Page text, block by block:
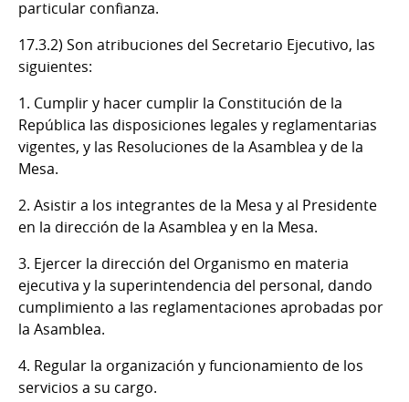
particular confianza.
17.3.2) Son atribuciones del Secretario Ejecutivo, las
siguientes:
1. Cumplir y hacer cumplir la Constitución de la
República las disposiciones legales y reglamentarias
vigentes, y las Resoluciones de la Asamblea y de la
Mesa.
2. Asistir a los integrantes de la Mesa y al Presidente
en la dirección de la Asamblea y en la Mesa.
3. Ejercer la dirección del Organismo en materia
ejecutiva y la superintendencia del personal, dando
cumplimiento a las reglamentaciones aprobadas por
la Asamblea.
4. Regular la organización y funcionamiento de los
servicios a su cargo.